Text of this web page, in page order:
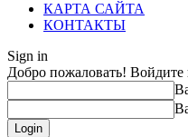
КАРТА САЙТА
КОНТАКТЫ
Sign in
Добро пожаловать!